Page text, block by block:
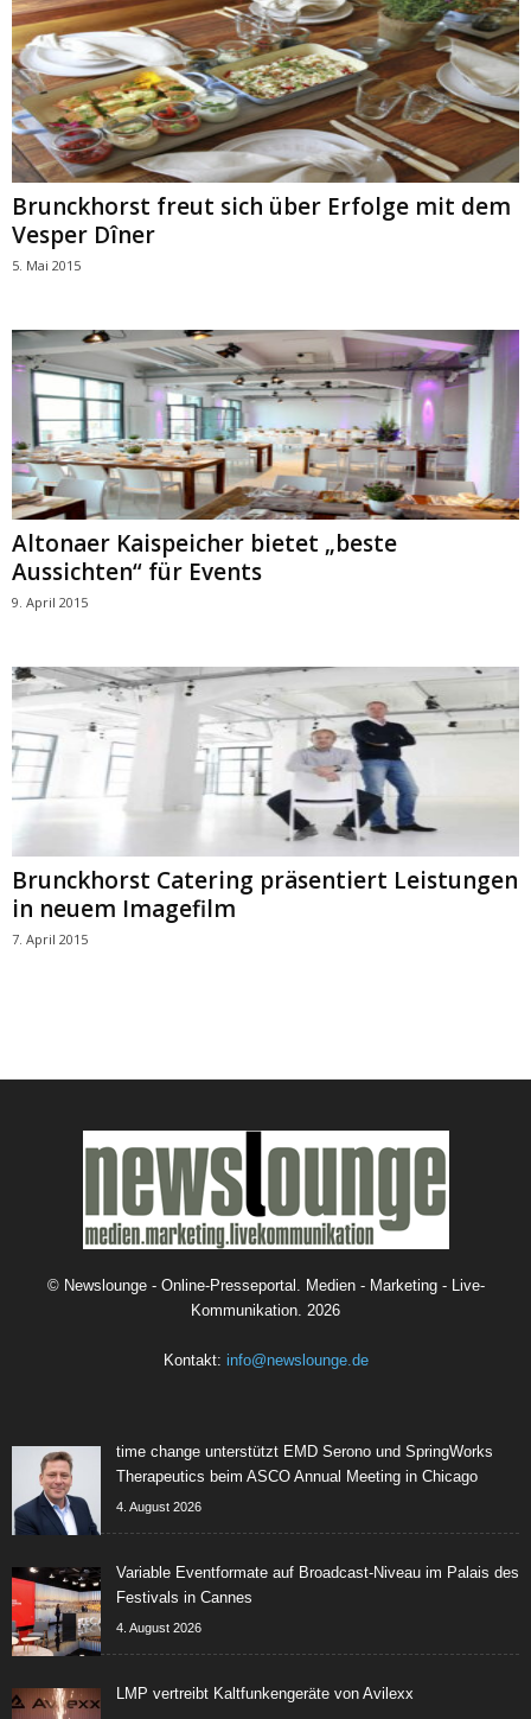
Brunckhorst freut sich über Erfolge mit dem
Vesper Dîner
5. Mai 2015
Altonaer Kaispeicher bietet „beste
Aussichten“ für Events
9. April 2015
Brunckhorst Catering präsentiert Leistungen
in neuem Imagefilm
7. April 2015
© Newslounge - Online-Presseportal. Medien - Marketing - Live-
Kommunikation. 2026
Kontakt: info@newslounge.de
time change unterstützt EMD Serono und SpringWorks
Therapeutics beim ASCO Annual Meeting in Chicago
4. August 2026
Variable Eventformate auf Broadcast-Niveau im Palais des
Festivals in Cannes
4. August 2026
LMP vertreibt Kaltfunkengeräte von Avilexx